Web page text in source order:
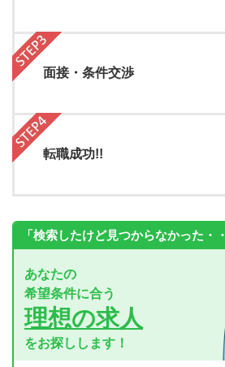
面接・条件交渉
転職成功!!
「検索したけど見つからなかった・・
あなたの
希望条件に合う
理想の求人
をお探しします！